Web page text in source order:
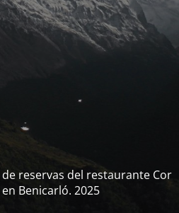
reservas del restaurante Cor
Benicarló. 2025